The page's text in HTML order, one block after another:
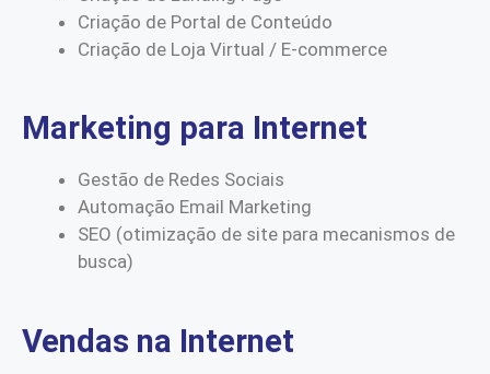
Criação de Portal de Conteúdo
Criação de Loja Virtual / E-commerce
Marketing para Internet
Gestão de Redes Sociais
Automação Email Marketing
SEO (otimização de site para mecanismos de
busca)
Vendas na Internet